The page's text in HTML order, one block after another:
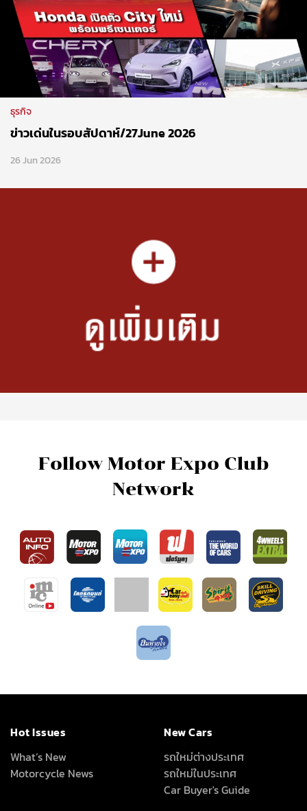
ธุรกิจ
ข่าวเด่นในรอบสัปดาห์/27June 2026
26 Jun 2026
Follow Motor Expo Club
Network
Hot Issues
What’s New
Motorcycle News
New Cars
รถใหม่ต่างประเทศ
รถใหม่ในประเทศ
Car Buyer's Guide